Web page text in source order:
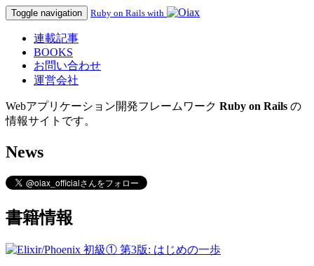
Toggle navigation Ruby on Rails with
連載記事
BOOKS
お問い合わせ
運営会社
Webアプリケーション開発フレームワーク Ruby on Rails の
情報サイトです。
News
書籍情報